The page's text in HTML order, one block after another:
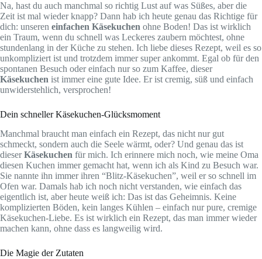
Na, hast du auch manchmal so richtig Lust auf was Süßes, aber die
Zeit ist mal wieder knapp? Dann hab ich heute genau das Richtige für
dich: unseren einfachen Käsekuchen ohne Boden! Das ist wirklich
ein Traum, wenn du schnell was Leckeres zaubern möchtest, ohne
stundenlang in der Küche zu stehen. Ich liebe dieses Rezept, weil es so
unkompliziert ist und trotzdem immer super ankommt. Egal ob für den
spontanen Besuch oder einfach nur so zum Kaffee, dieser
Käsekuchen ist immer eine gute Idee. Er ist cremig, süß und einfach
unwiderstehlich, versprochen!
Dein schneller Käsekuchen-Glücksmoment
Manchmal braucht man einfach ein Rezept, das nicht nur gut
schmeckt, sondern auch die Seele wärmt, oder? Und genau das ist
dieserKäsekuchen für mich. Ich erinnere mich noch, wie meine Oma
diesen Kuchen immer gemacht hat, wenn ich als Kind zu Besuch war.
Sie nannte ihn immer ihren “Blitz-Käsekuchen”, weil er so schnell im
Ofen war. Damals hab ich noch nicht verstanden, wie einfach das
eigentlich ist, aber heute weiß ich: Das ist das Geheimnis. Keine
komplizierten Böden, kein langes Kühlen – einfach nur pure, cremige
Käsekuchen-Liebe. Es ist wirklich ein Rezept, das man immer wieder
machen kann, ohne dass es langweilig wird.
Die Magie der Zutaten